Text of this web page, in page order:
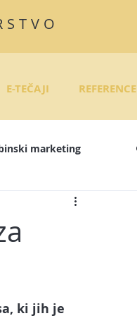
E-TEČAJI REFERENCE
marketing
ki jih je